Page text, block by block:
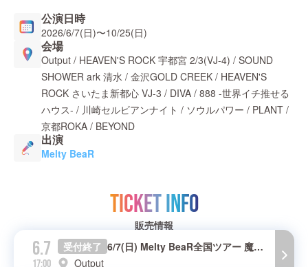
公演日時
2026/6/7(日)〜10/25(日)
会場
Output / HEAVEN'S ROCK 宇都宮 2/3(VJ-4) / SOUND
SHOWER ark 清水 / 金沢GOLD CREEK / HEAVEN'S
ROCK さいたま新都心 VJ-3 / DIVA / 888 -世界イチ推せる
ハウス- / 川崎セルビアンナイト / ソウルパワー / PLANT /
京都ROKA / BEYOND
出演
Melty BeaR
TICKET INFO
販売情報
6.7
17:00
受付終了
6/7(日) Melty BeaR全国ツアー 魔法がかかるとき in 沖縄
Output